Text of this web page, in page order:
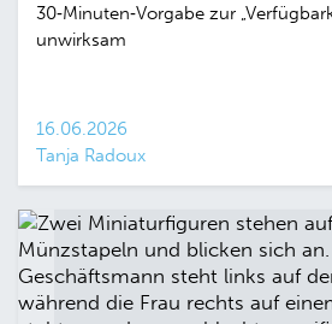
30‑Minuten‑Vorgabe zur
unwirksam
16.06.2026
Tanja Radoux